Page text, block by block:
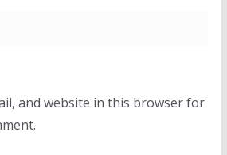
and website in this browser for